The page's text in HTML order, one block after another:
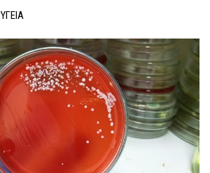
ΥΓΕΙΑ